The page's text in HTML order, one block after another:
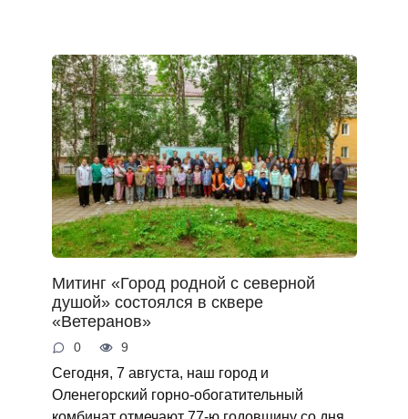
Митинг «Город родной с северной
душой» состоялся в сквере
«Ветеранов»
0 9
Сегодня, 7 августа, наш город и
Оленегорский горно‑обогатительный